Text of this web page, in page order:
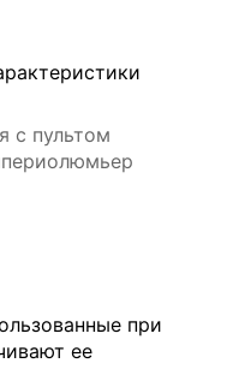
с пультом
при
ее